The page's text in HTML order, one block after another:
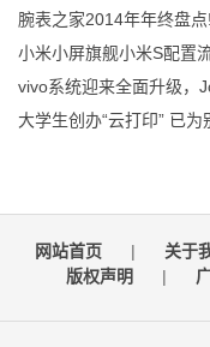
腕表之家2014年年终盘点!
小米小屏旗舰小米S配置
vivo系统迎来全面升级，
大学生创办“云打印” 已为
网站首页 | 关于
版权声明
|